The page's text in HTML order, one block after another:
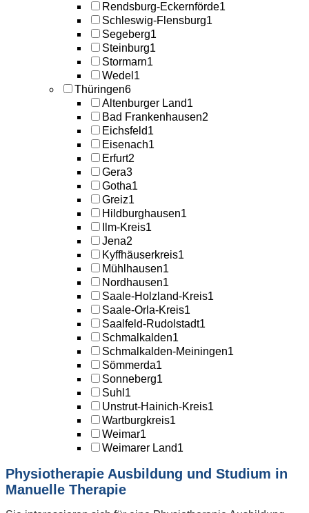
Rendsburg-Eckernförde1
Schleswig-Flensburg1
Segeberg1
Steinburg1
Stormarn1
Wedel 1
Thüringen6
Altenburger Land1
Bad Frankenhausen2
Eichsfeld1
Eisenach1
Erfurt2
Gera3
Gotha1
Greiz1
Hildburghausen1
Ilm-Kreis1
Jena2
Kyffhäuserkreis1
Mühlhausen1
Nordhausen1
Saale-Holzland-Kreis1
Saale-Orla-Kreis1
Saalfeld-Rudolstadt1
Schmalkalden1
Schmalkalden-Meiningen1
Sömmerda1
Sonneberg1
Suhl 1
Unstrut-Hainich-Kreis1
Wartburgkreis1
Weimar1
Weimarer Land1
Physiotherapie Ausbildung und Studium in
Manuelle Therapie